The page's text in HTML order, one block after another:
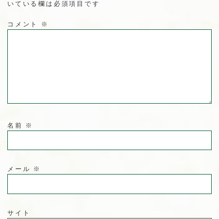
いている欄は必須項目です
コメント ※
名前 ※
メール ※
サイト